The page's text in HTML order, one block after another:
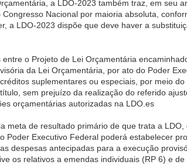
a LDO-2023 também traz, em seu
Nacional por maioria absoluta,
a LDO-2023 dispõe que deve haver a
o Projeto de Lei Orçamentária
da Lei Orçamentária, por ato do Poder
suplementares ou especiais, por meio
sem prejuízo da realização do referido
orçamentárias autorizadas na LDO.es
meta de resultado primário de que trata a
Poder Executivo Federal poderá estabelecer
despesas antecipadas para a execução
os relativos a emendas individuais (RP 6) e de